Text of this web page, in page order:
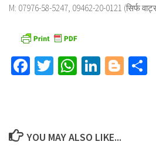
M: 07976-58-5247, 09462-20-0121 (सिर्फ
Facebook
TwitterWhatsApp
LinkedIn
YOU MAY ALSO LIKE...